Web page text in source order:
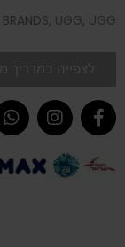
BRANDS, UGG, UGG חורף